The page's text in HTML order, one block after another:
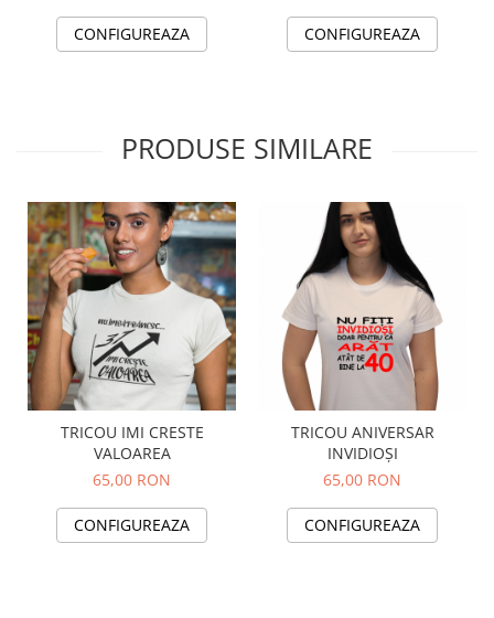
CONFIGUREAZA CONFIGUREAZA
PRODUSE SIMILARE
TRICOU IMI CRESTE
VALOAREA
65,00 RON
CONFIGUREAZA
TRICOU ANIVERSAR
INVIDIOȘI
65,00 RON
CONFIGUREAZA